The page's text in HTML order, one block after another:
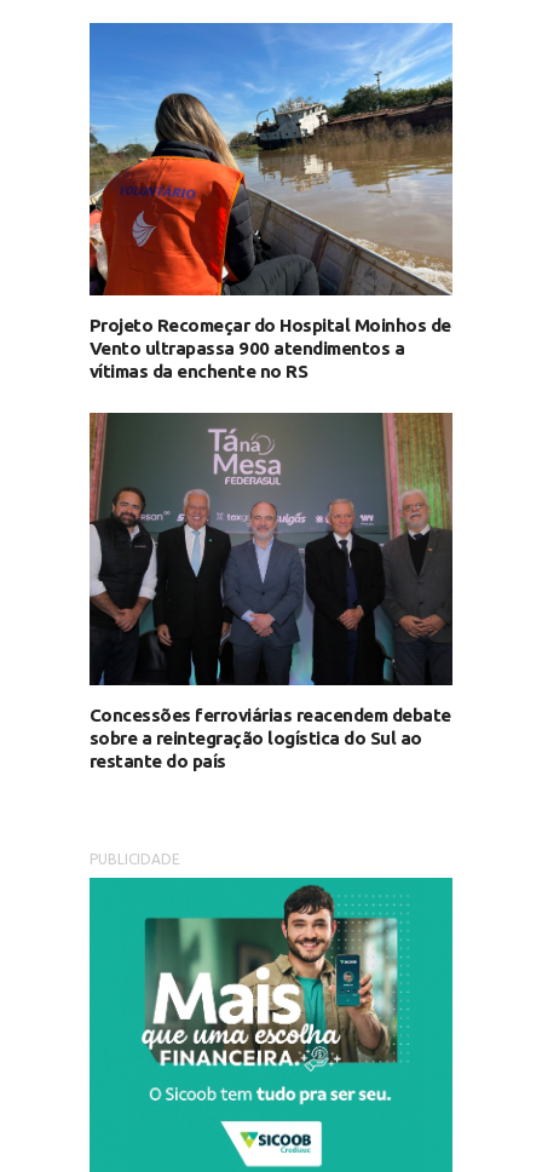
Projeto Recomeçar do Hospital Moinhos de
Vento ultrapassa 900 atendimentos a
vítimas da enchente no RS
Concessões ferroviárias reacendem debate
sobre a reintegração logística do Sul ao
restante do país
PUBLICIDADE